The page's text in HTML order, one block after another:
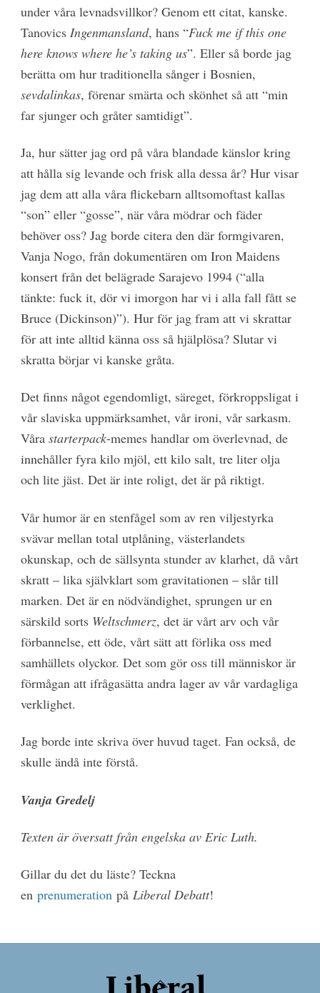
under våra levnadsvillkor? Genom ett citat, kanske.
Tanovics Ingenmansland, hans “Fuck me if this one
here knows where he’s taking us”. Eller så borde jag
berätta om hur traditionella sånger i Bosnien,
sevdalinkas, förenar smärta och skönhet så att “min
far sjunger och gråter samtidigt”.
Ja, hur sätter jag ord på våra blandade känslor kring
att hålla sig levande och frisk alla dessa år? Hur visar
jag dem att alla våra flickebarn alltsomoftast kallas
“son” eller “gosse”, när våra mödrar och fäder
behöver oss? Jag borde citera den där formgivaren,
Vanja Nogo, från dokumentären om Iron Maidens
konsert från det belägrade Sarajevo 1994 (“alla
tänkte: fuck it, dör vi imorgon har vi i alla fall fått se
Bruce (Dickinson)”). Hur för jag fram att vi skrattar
för att inte alltid känna oss så hjälplösa? Slutar vi
skratta börjar vi kanske gråta.
Det finns något egendomligt, säreget, förkroppsligat i
vår slaviska uppmärksamhet, vår ironi, vår sarkasm.
Våra starterpack-memes handlar om överlevnad, de
innehåller fyra kilo mjöl, ett kilo salt, tre liter olja
och lite jäst. Det är inte roligt, det är på riktigt.
Vår humor är en stenfågel som av ren viljestyrka
svävar mellan total utplåning, västerlandets
okunskap, och de sällsynta stunder av klarhet, då vårt
skratt – lika självklart som gravitationen – slår till
marken. Det är en nödvändighet, sprungen ur en
särskild sorts Weltschmerz, det är vårt arv och vår
förbannelse, ett öde, vårt sätt att förlika oss med
samhällets olyckor. Det som gör oss till människor är
förmågan att ifrågasätta andra lager av vår vardagliga
verklighet.
Jag borde inte skriva över huvud taget. Fan också, de
skulle ändå inte förstå.
Vanja Gredelj
Texten är översatt från engelska av Eric Luth.
Gillar du det du läste? Teckna
en prenumerationpå Liberal Debatt!
Back